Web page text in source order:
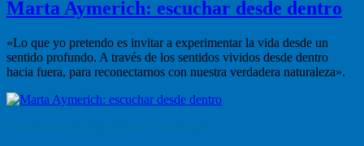
Marta Aymerich: escuchar desde dentro
«Lo que yo pretendo es invitar a experimentar la vida desde un
sentido profundo. A través de los sentidos vividos desde dentro
hacia fuera, para reconectarnos con nuestra verdadera naturaleza».